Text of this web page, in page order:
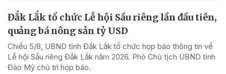
Đắk Lắk tổ chức Lễ hội Sầu riêng lần đầu tiên,
quảng bá nông sản tỷ USD
Chiều 5/8, UBND tỉnh Đắk Lắk tổ chức họp báo thông tin về
Lễ hội Sầu riêng Đắk Lắk năm 2026. Phó Chủ tịch UBND tỉnh
Đào Mỹ chủ trì họp báo.